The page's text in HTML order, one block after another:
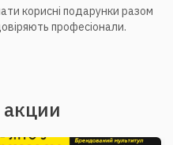
корисні подарунки разом
професіонали.